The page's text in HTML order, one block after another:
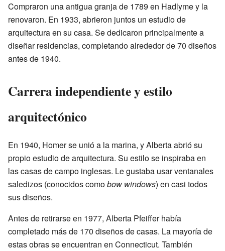
Compraron una antigua granja de 1789 en Hadlyme y la
renovaron. En 1933, abrieron juntos un estudio de
arquitectura en su casa. Se dedicaron principalmente a
diseñar residencias, completando alrededor de 70 diseños
antes de 1940.
Carrera independiente y estilo
arquitectónico
En 1940, Homer se unió a la marina, y Alberta abrió su
propio estudio de arquitectura. Su estilo se inspiraba en
las casas de campo inglesas. Le gustaba usar ventanales
saledizos (conocidos comobow windows) en casi todos
sus diseños.
Antes de retirarse en 1977, Alberta Pfeiffer había
completado más de 170 diseños de casas. La mayoría de
estas obras se encuentran en Connecticut. También